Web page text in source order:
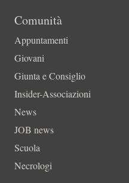
Comunità
Appuntamenti
Giovani
Giunta e Consiglio
Insider-Associazioni
News
JOB news
Scuola
Necrologi